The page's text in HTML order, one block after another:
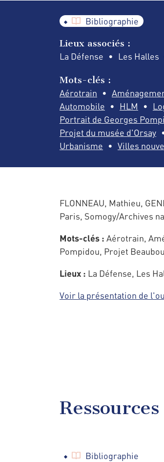
Bibliographie
Lieux associés :
La Défense Les Halles
Mots-clés :
Aérotrain
Automobile
HLM
Portrait de Georges
Projet du musée d'Orsay
Urbanisme
Villes
FLONNEAU, Mathieu,
Paris, Somogy/Archives
Mots-clés : Aérotrain,
Pompidou, Projet
Lieux : La Défense, Les
Voir la présentation de
Bibliographie